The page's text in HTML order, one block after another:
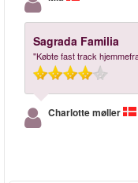
Sagrada Familia
"Købte fast track
Charlotte møller